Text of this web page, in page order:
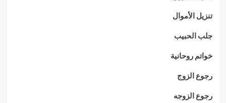
تنزيل الأموال
جلب الحبيب
خواتم روحانية
رجوع الزوج
رجوع الزوجه